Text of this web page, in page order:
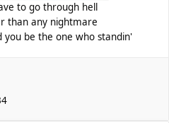
to go through hell
than any nightmare
you be the one who standin'